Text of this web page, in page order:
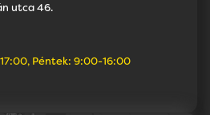
utca 46.
Péntek: 9:00-16:00